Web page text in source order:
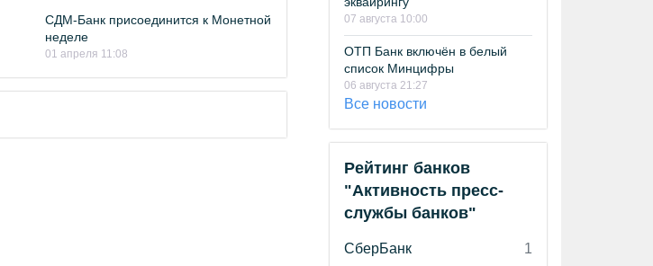
СДМ-Банк присоединится к Монетной
неделе
01 апреля 11:08
07 августа 10:00
ОТП Банк включён в белый
список Минцифры
06 августа 21:27
Все новости
Рейтинг банков
"Активность пресс-
службы банков"
СберБанк
1